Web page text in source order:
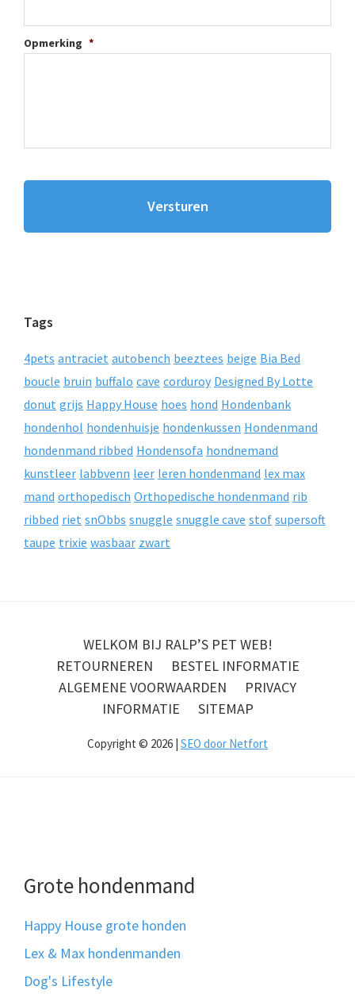
Opmerking *
Tags
4pets antraciet autobench beeztees beige Bia Bed
boucle bruin buffalo cave corduroy Designed By Lotte
donut grijs Happy House hoes hond Hondenbank
hondenhol hondenhuisje hondenkussen Hondenmand
hondenmand ribbed Hondensofa hondnemand
kunstleer labbvenn leer leren hondenmand lex max
mand orthopedisch Orthopedische hondenmand rib
ribbed riet snObbs snuggle snuggle cave stof supersoft
taupe trixie wasbaar zwart
WELKOM BIJ RALP’S PET WEB!
RETOURNEREN
BESTEL INFORMATIE
ALGEMENE VOORWAARDEN
PRIVACY
INFORMATIE
SITEMAP
Copyright © 2026 | SEO door Netfort
Grote hondenmand
Happy House grote honden
Lex & Max hondenmanden
Dog's Lifestyle